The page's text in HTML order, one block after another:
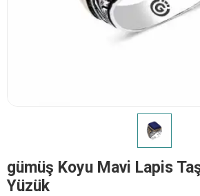
​gümüş Koyu Mavi Lapis
Yüzük